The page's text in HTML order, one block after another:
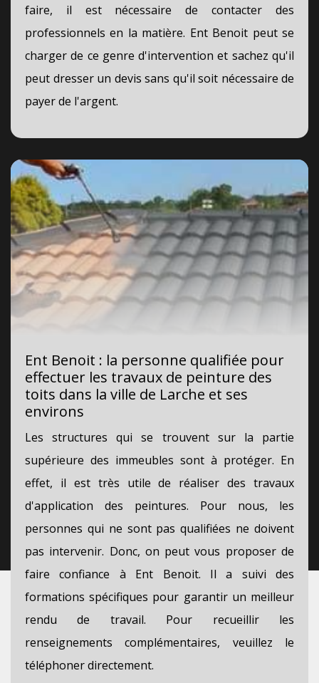
faire, il est nécessaire de contacter des
professionnels en la matière. Ent Benoit peut se
charger de ce genre d'intervention et sachez qu'il
peut dresser un devis sans qu'il soit nécessaire de
payer de l'argent.
Ent Benoit : la personne qualifiée pour
effectuer les travaux de peinture des
toits dans la ville de Larche et ses
environs
Les structures qui se trouvent sur la partie
supérieure des immeubles sont à protéger. En
effet, il est très utile de réaliser des travaux
d'application des peintures. Pour nous, les
personnes qui ne sont pas qualifiées ne doivent
pas intervenir. Donc, on peut vous proposer de
faire confiance à Ent Benoit. Il a suivi des
formations spécifiques pour garantir un meilleur
rendu de travail. Pour recueillir les
renseignements complémentaires, veuillez le
téléphoner directement.